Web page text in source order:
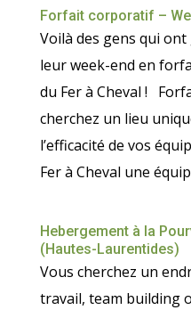
Forfait corporatif –
Voilà des gens qui
leur week-end en
du Fer à Cheval !
cherchez un lieu
l’efficacité de vos
Fer à Cheval une
Hebergement à la
(Hautes-Laurentides)
Vous cherchez un
travail, team building